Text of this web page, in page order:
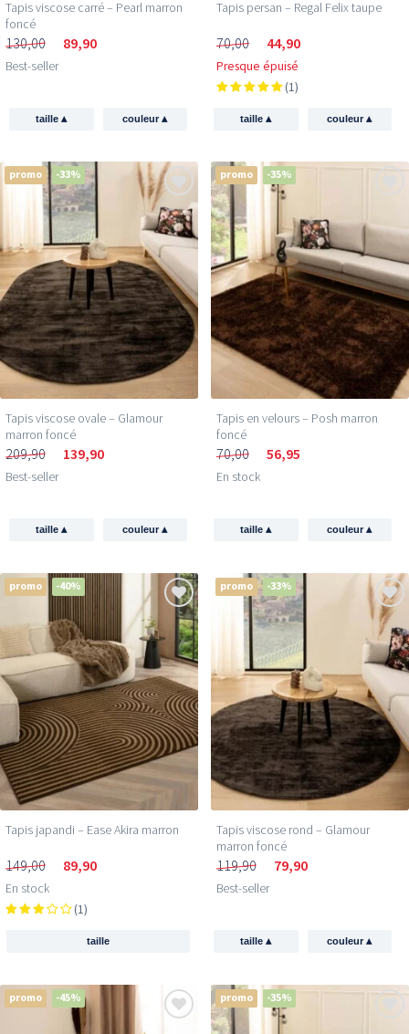
Tapis viscose carré – Pearl marron
foncé
130,00 89,90
Best-seller
taille▴ couleur▴
Tapis persan – Regal Felix taupe
70,00 44,90
Presque épuisé
(1)
taille▴ couleur▴
promo -33%
Tapis viscose ovale – Glamour
marron foncé
209,90 139,90
Best-seller
taille▴ couleur▴
promo -35%
Tapis en velours – Posh marron
foncé
70,00 56,95
En stock
taille▴ couleur▴
promo -40%
Tapis japandi – Ease Akira marron
149,00 89,90
En stock
(1)
taille
promo -33%
Tapis viscose rond – Glamour
marron foncé
119,90 79,90
Best-seller
taille▴ couleur▴
promo -45% promo -35%